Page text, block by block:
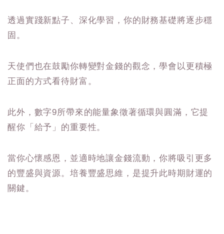
透過實踐新點子、深化學習，你的財務基礎將逐步穩
固。
天使們也在鼓勵你轉變對金錢的觀念，學會以更積極
正面的方式看待財富。
此外，數字9所帶來的能量象徵著循環與圓滿，它提
醒你「給予」的重要性。
當你心懷感恩，並適時地讓金錢流動，你將吸引更多
的豐盛與資源。培養豐盛思維，是提升此時期財運的
關鍵。